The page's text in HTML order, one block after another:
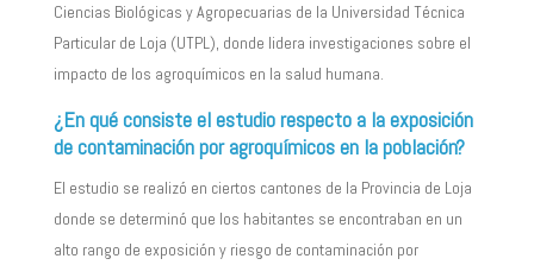
Ciencias Biológicas y Agropecuarias de la Universidad Técnica
Particular de Loja (UTPL), donde lidera investigaciones sobre el
impacto de los agroquímicos en la salud humana.
¿En qué consiste el estudio respecto a la exposición
de contaminación por agroquímicos en la población?
El estudio se realizó en ciertos cantones de la Provincia de Loja
donde se determinó que los habitantes se encontraban en un
alto rango de exposición y riesgo de contaminación por